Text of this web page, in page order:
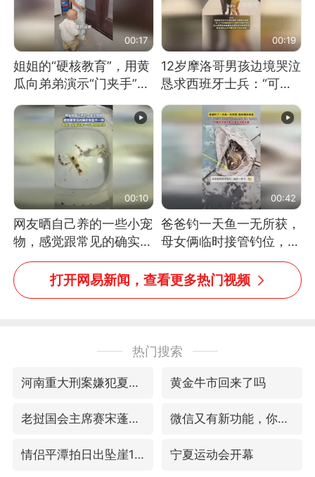
00:17
姐姐的“硬核教育”，用黄
瓜向弟弟演示“门夹手”，
教！
00:19
12岁摩洛哥男孩边境哭泣
恳求西班牙士兵：“可不
00:10
网友晒自己养的一些小宠
物，感觉跟常见的确实有
些不一样
00:42
爸爸钓一天鱼一无所获，
母女俩临时接管钓位，用
玩具鱼竿钓上大鱼
打开网易新闻，查看更多热门视频
热门搜索
河南重大刑案嫌犯夏某钢落网 黄金牛市回来了吗
老挝国会主席赛宋蓬逝世 微信又有新功能，你可以“撤回”你的撤回了！
情侣平潭拍日出坠崖1死1伤 宁夏运动会开幕